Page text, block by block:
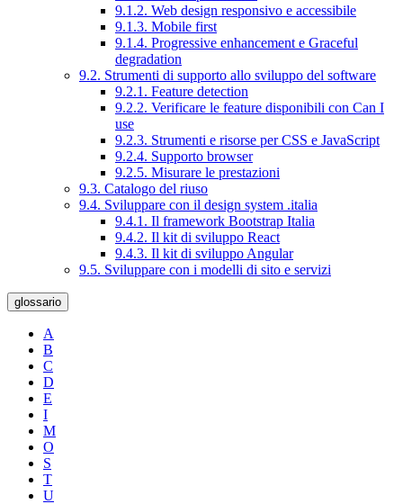
9.1.2. Web design responsivo e accessibile
9.1.3. Mobile first
9.1.4. Progressive enhancement e Graceful
degradation
9.2. Strumenti di supporto allo sviluppo del software
9.2.1. Feature detection
9.2.2. Verificare le feature disponibili con Can I
use
9.2.3. Strumenti e risorse per CSS e JavaScript
9.2.4. Supporto browser
9.2.5. Misurare le prestazioni
9.3. Catalogo del riuso
9.4. Sviluppare con il design system .italia
9.4.1. Il framework Bootstrap Italia
9.4.2. Il kit di sviluppo React
9.4.3. Il kit di sviluppo Angular
9.5. Sviluppare con i modelli di sito e servizi
glossario
A
B
C
D
E
I
M
O
S
T
U